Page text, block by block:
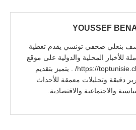
YOUSSEF
بنعلي صحفي تونسي يقدم تغطية
للأخبار المحلية والدولية على موقع
https://toptunisie.club/ . يتميز بتقديم
دقيقة وتحليلات معمقة للأحداث
والاجتماعية والاقتصادية.